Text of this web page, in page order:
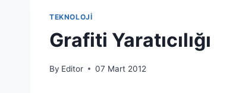
TEKNOLOJI
Grafiti Yaratıcılığı
By Editor 07 Mart 2012